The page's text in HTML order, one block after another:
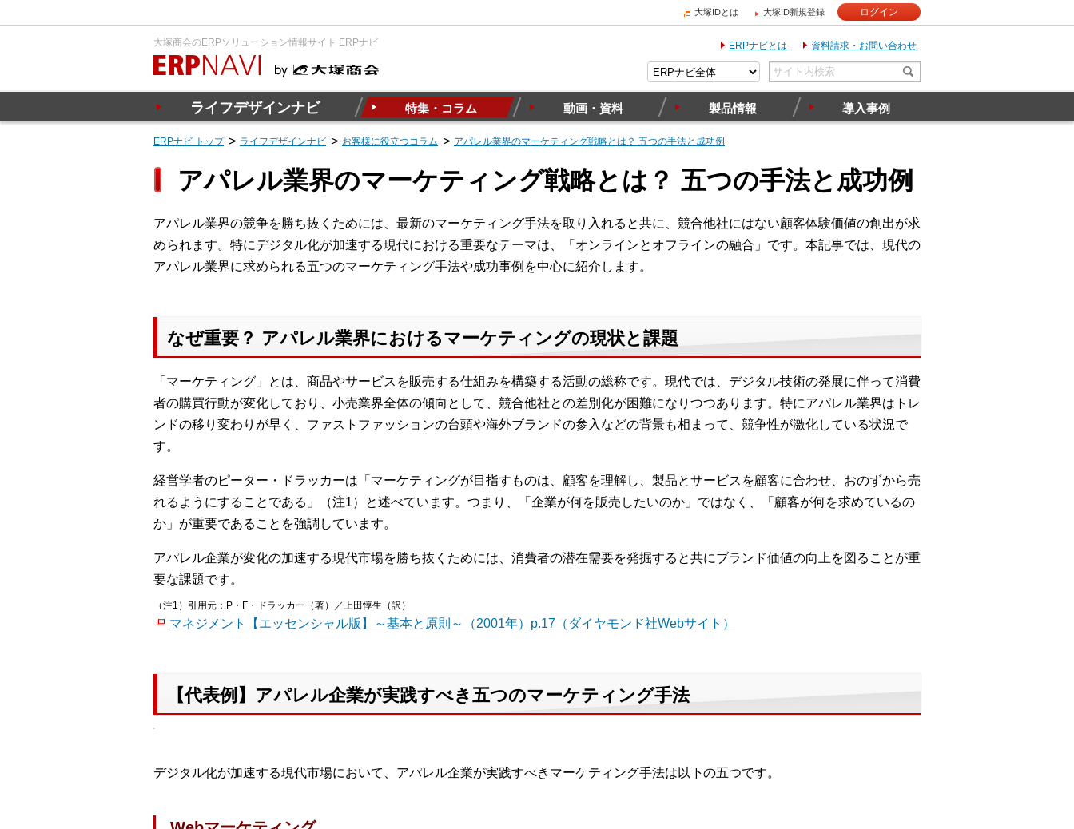
大塚IDとは 大塚ID新規登録 ログイン
大塚商会のERPソリューション情報サイト ERPナビ ERPナビとは 資料請求・お問い合わせ
ライフデザインナビ 特集・コラム 動画・資料 製品情報 導入事例
ERPナビ トップ ライフデザインナビ お客様に役立つコラム アパレル業界のマーケティング戦略とは？ 五つの手法と成功例
アパレル業界のマーケティング戦略とは？ 五つの手法と成功例
アパレル業界の競争を勝ち抜くためには、最新のマーケティング手法を取り入れると共に、競合他社にはない顧客体験価値の創出が求
められます。特にデジタル化が加速する現代における重要なテーマは、「オンラインとオフラインの融合」です。本記事では、現代の
アパレル業界に求められる五つのマーケティング手法や成功事例を中心に紹介します。
なぜ重要？ アパレル業界におけるマーケティングの現状と課題
「マーケティング」とは、商品やサービスを販売する仕組みを構築する活動の総称です。現代では、デジタル技術の発展に伴って消費
者の購買行動が変化しており、小売業界全体の傾向として、競合他社との差別化が困難になりつつあります。特にアパレル業界はトレ
ンドの移り変わりが早く、ファストファッションの台頭や海外ブランドの参入などの背景も相まって、競争性が激化している状況で
す。
経営学者のピーター・ドラッカーは「マーケティングが目指すものは、顧客を理解し、製品とサービスを顧客に合わせ、おのずから売
れるようにすることである」（注1）と述べています。つまり、「企業が何を販売したいのか」ではなく、「顧客が何を求めているの
か」が重要であることを強調しています。
アパレル企業が変化の加速する現代市場を勝ち抜くためには、消費者の潜在需要を発掘すると共にブランド価値の向上を図ることが重
要な課題です。
（注1）引用元：P・F・ドラッカー（著）／上田惇生（訳）
マネジメント【エッセンシャル版】～基本と原則～（2001年）p.17（ダイヤモンド社Webサイト）
【代表例】アパレル企業が実践すべき五つのマーケティング手法
デジタル化が加速する現代市場において、アパレル企業が実践すべきマーケティング手法は以下の五つです。